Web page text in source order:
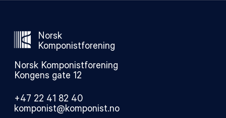
Norsk
Komponistforening
Norsk Komponistforening
Kongens gate 12
+47 22 41 82 40
komponist@komponist.no